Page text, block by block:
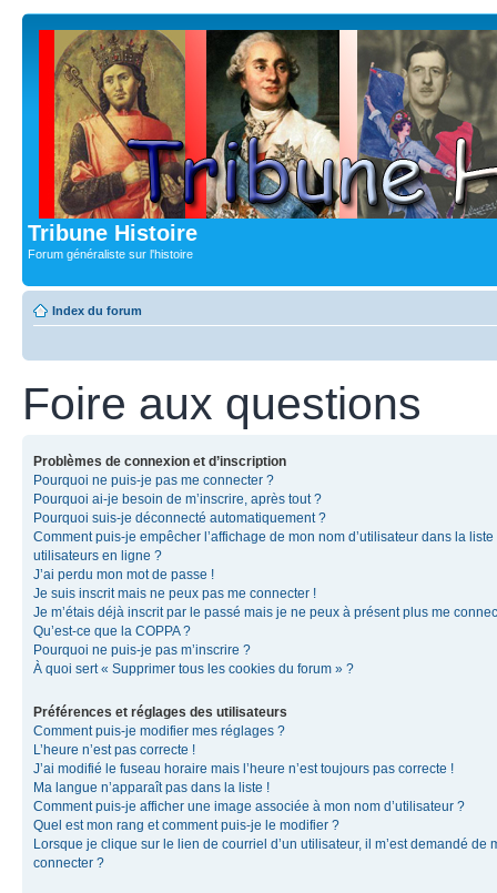
Tribune Histoire
Forum généraliste sur l'histoire
Index du forum
Foire aux questions
Problèmes de connexion et d’inscription
Pourquoi ne puis-je pas me connecter ?
Pourquoi ai-je besoin de m’inscrire, après tout ?
Pourquoi suis-je déconnecté automatiquement ?
Comment puis-je empêcher l’affichage de mon nom d’utilisateur dans la liste
utilisateurs en ligne ?
J’ai perdu mon mot de passe !
Je suis inscrit mais ne peux pas me connecter !
Je m’étais déjà inscrit par le passé mais je ne peux à présent plus me
Qu’est-ce que la COPPA ?
Pourquoi ne puis-je pas m’inscrire ?
À quoi sert « Supprimer tous les cookies du forum » ?
Préférences et réglages des utilisateurs
Comment puis-je modifier mes réglages ?
L’heure n’est pas correcte !
J’ai modifié le fuseau horaire mais l’heure n’est toujours pas correcte !
Ma langue n’apparaît pas dans la liste !
Comment puis-je afficher une image associée à mon nom d’utilisateur ?
Quel est mon rang et comment puis-je le modifier ?
Lorsque je clique sur le lien de courriel d’un utilisateur, il m’est demandé de
connecter ?